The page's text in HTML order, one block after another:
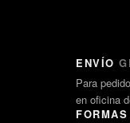
ENVÍO
Para
en oficina
FORMAS